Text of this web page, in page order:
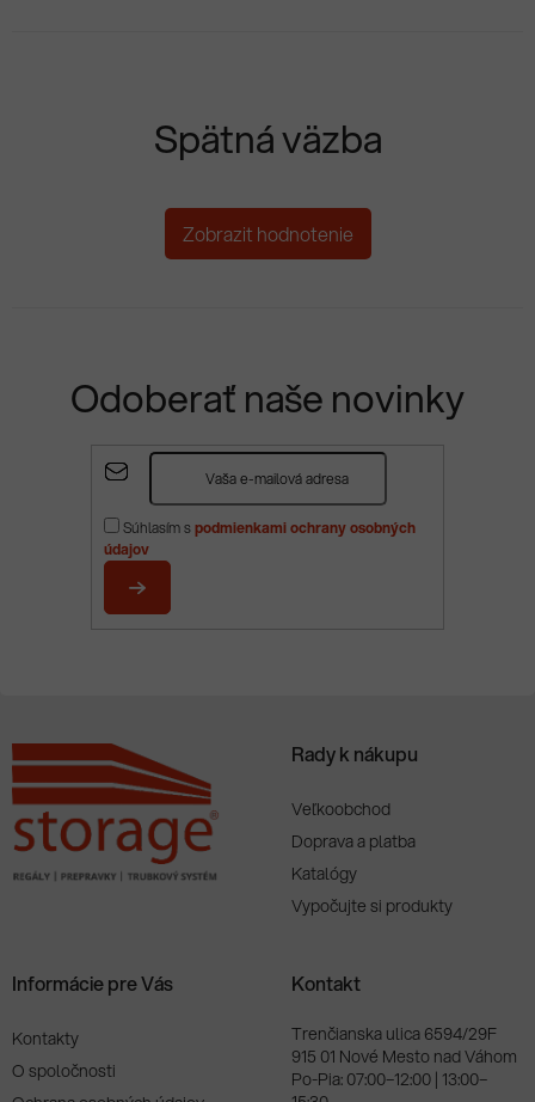
Spätná väzba
Zobrazit hodnotenie
Odoberať naše novinky
Súhlasím spodmienkami ochrany osobných
údajov
PRIHLÁSIŤ
Rady k nákupu
Veľkoobchod
Doprava a platba
Katalógy
Vypočujte si produkty
Informácie pre Vás
Kontakty
O spoločnosti
Kontakt
Trenčianska ulica 6594/29F
915 01 Nové Mesto nad Váhom
Po-Pia: 07:00–12:00 | 13:00–